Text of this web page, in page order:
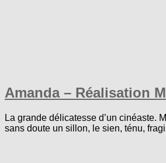
Amanda – Réalisation
La grande délicatesse d’un cinéaste.
sans doute un sillon, le sien, ténu,